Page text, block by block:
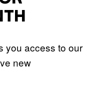
you access to our
new